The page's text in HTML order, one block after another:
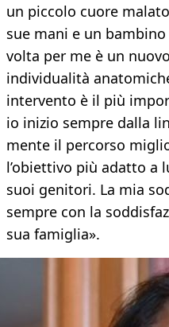
un piccolo cuore
sue mani e un
volta per me è un
individualità
intervento è il più
io inizio sempre dalla
mente il percorso
l’obiettivo più adatto a
suoi genitori. La mia
sempre con la
sua famiglia».